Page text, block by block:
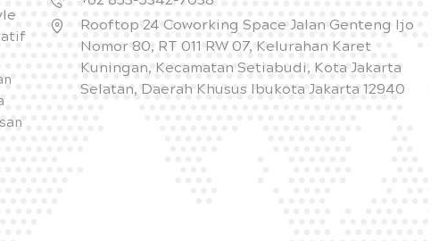
Rooftop 24 Coworking Space Jalan Genteng Ijo
Nomor 80, RT 011 RW 07, Kelurahan Karet
Kuningan, Kecamatan Setiabudi, Kota Jakarta
Selatan, Daerah Khusus Ibukota Jakarta 12940